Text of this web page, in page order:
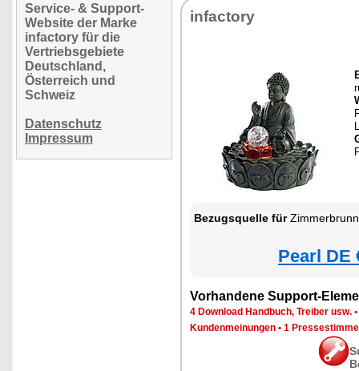
Service- & Support-
Website der Marke
infactory für die
Vertriebsgebiete
Deutschland,
Österreich und
Schweiz
Datenschutz
Impressum
infactory
Bezugsquelle für
Pearl DE
Vorhandene Support-
4 Download Handbuch, Treiber usw. •
Kundenmeinungen • 1